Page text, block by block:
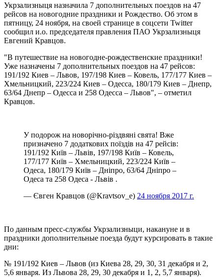
Укрзализныця назначила 7 дополнительных поездов на 47
рейсов на новогодние праздники и Рождество. Об этом в
пятницу, 24 ноября, на своей странице в соцсети Twitter
сообщил и.о. председателя правления ПАО Укрзализныця
Евгений Кравцов.
"В путешествие на новогодне-рождественские праздники!
Уже назначены 7 дополнительных поездов на 47 рейсов:
191/192 Киев – Львов, 197/198 Киев – Ковель, 177/177 Киев –
Хмельницкий, 223/224 Киев – Одесса, 180/179 Киев – Днепр,
63/64 Днепр – Одесса и 258 Одесса – Львов", – отметил
Кравцов.
У подорож на новорічно-різдвяні свята! Вже
призначено 7 додаткових поїздів на 47 рейсів:
191/192 Київ – Львів, 197/198 Київ – Ковель,
177/177 Київ – Хмельницкий, 223/224 Київ –
Одеса, 180/179 Київ – Дніпро, 63/64 Дніпро –
Одеса та 258 Одеса - Львів .
— Євген Кравцов (@Kravtsov_e) 24 ноября 2017 г.
По данным пресс-службы Укрзализныци, накануне и в
праздники дополнительные поезда будут курсировать в такие
дни:
№ 191/192 Киев – Львов (из Киева 28, 29, 30, 31 декабря и 2,
5,6 января. Из Львова 28, 29, 30 декабря и 1, 2, 5,7 января).